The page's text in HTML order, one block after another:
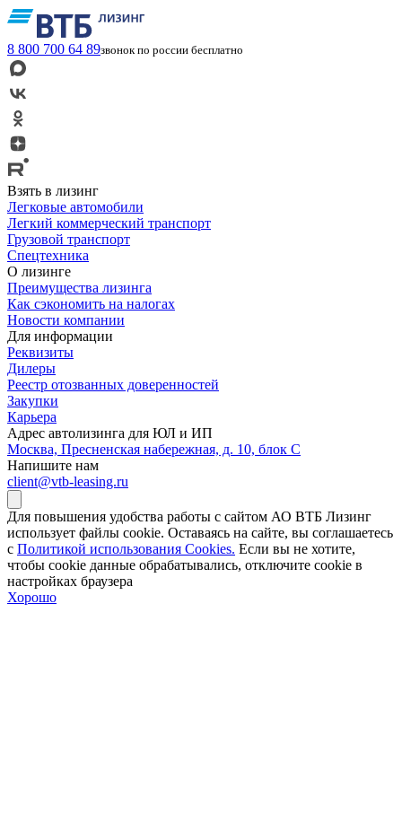
8 800 700 64 89звонок по россии бесплатно
Взять в лизинг
Легковые автомобили
Легкий коммерческий транспорт
Грузовой транспорт
Спецтехника
О лизинге
Преимущества лизинга
Как сэкономить на налогах
Новости компании
Для информации
Реквизиты
Дилеры
Реестр отозванных доверенностей
Закупки
Карьера
Адрес автолизинга для ЮЛ и ИП
Москва, Пресненская набережная, д. 10, блок С
Напишите нам
client@vtb-leasing.ru
Для повышения удобства работы с сайтом АО ВТБ Лизинг
использует файлы cookie. Оставаясь на сайте, вы соглашаетесь
с Политикой использования Cookies. Если вы не хотите,
чтобы сookie данные обрабатывались, отключите cookie в
настройках браузера
Хорошо